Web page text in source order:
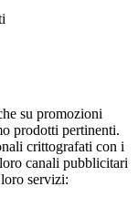
su promozioni
prodotti pertinenti.
crittografati con i
canali pubblicitari
servizi: